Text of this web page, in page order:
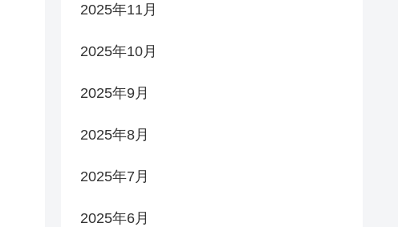
2025年11月
2025年10月
2025年9月
2025年8月
2025年7月
2025年6月